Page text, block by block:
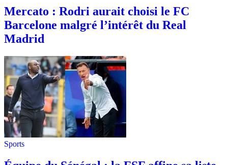
Mercato : Rodri aurait choisi le FC
Barcelone malgré l’intérêt du Real
Madrid
Sports